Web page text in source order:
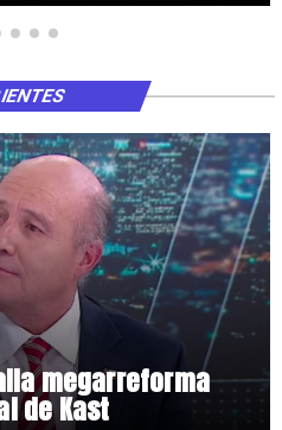
megarreforma
de Kast